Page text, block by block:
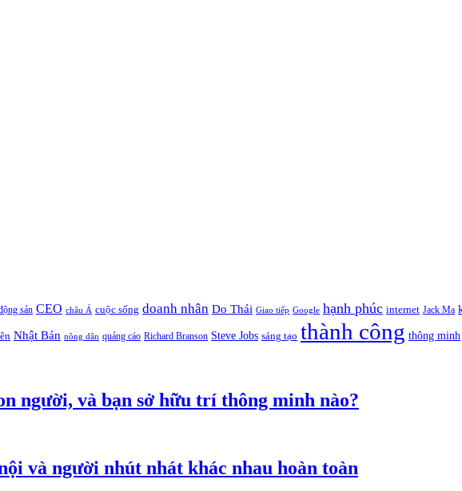
sản CEO châu Á cuộc sống doanh nhân Do Thái Giao tiếp Google hạnh phúc internet Jack Ma
Nhật Bản nông dân quảng cáo Richard Branson Steve Jobs sáng tạo thành công thông minh
người, và bạn sở hữu trí thông minh nào?
và người nhút nhát khác nhau hoàn toàn